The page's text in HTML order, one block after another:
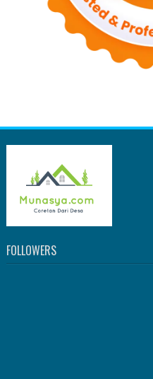
FOLLOWERS